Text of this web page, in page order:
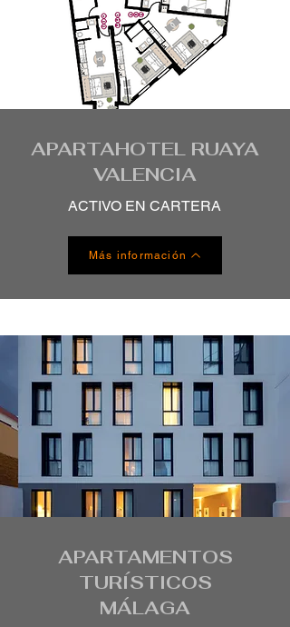
APARTAHOTEL RUAYA
VALENCIA
ACTIVO EN CARTERA
Más información
APARTAMENTOS
TURÍSTICOS
MÁLAGA